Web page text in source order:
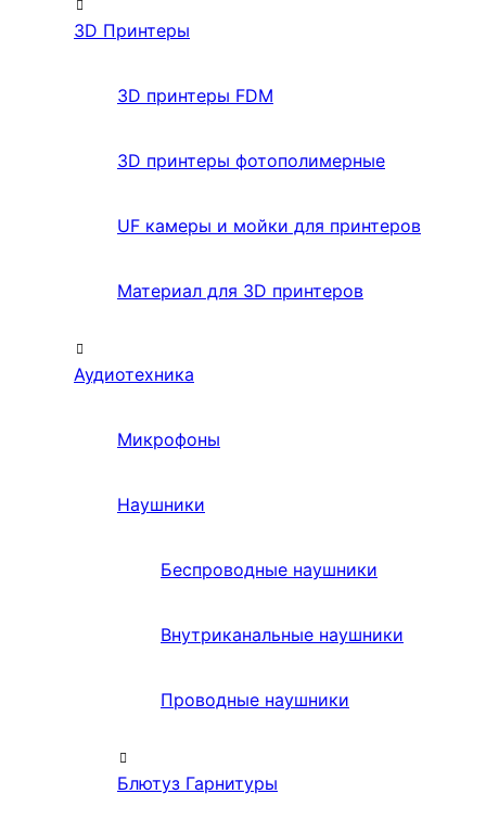
3D Принтеры
3D принтеры FDM
3D принтеры фотополимерные
UF камеры и мойки для принтеров
Материал для 3D принтеров
Аудиотехника
Микрофоны
Наушники
Беспроводные наушники
Внутриканальные наушники
Проводные наушники
Блютуз Гарнитуры